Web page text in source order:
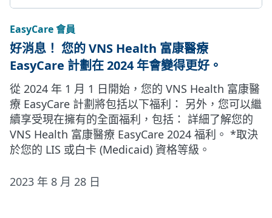
EasyCare 會員
好消息！ 您的 VNS Health 富康醫療
EasyCare 計劃在 2024 年會變得更好。
從 2024 年 1 月 1 日開始，您的 VNS Health 富康醫
療 EasyCare 計劃將包括以下福利： 另外，您可以繼
續享受現在擁有的全面福利，包括： 詳細了解您的
VNS Health 富康醫療 EasyCare 2024 福利。 *取決
於您的 LIS 或白卡 (Medicaid) 資格等級。
2023 年 8 月 28 日